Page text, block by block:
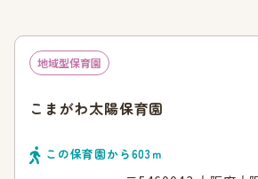
地域型保育園
こまがわ太陽保育園
この保育園から603ｍ